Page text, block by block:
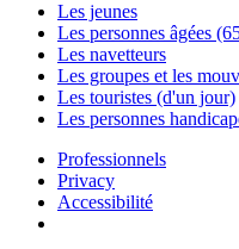
Les jeunes
Les personnes âgées
Les navetteurs
Les groupes et les
Les touristes (d'un jour)
Les personnes
Professionnels
Privacy
Accessibilité